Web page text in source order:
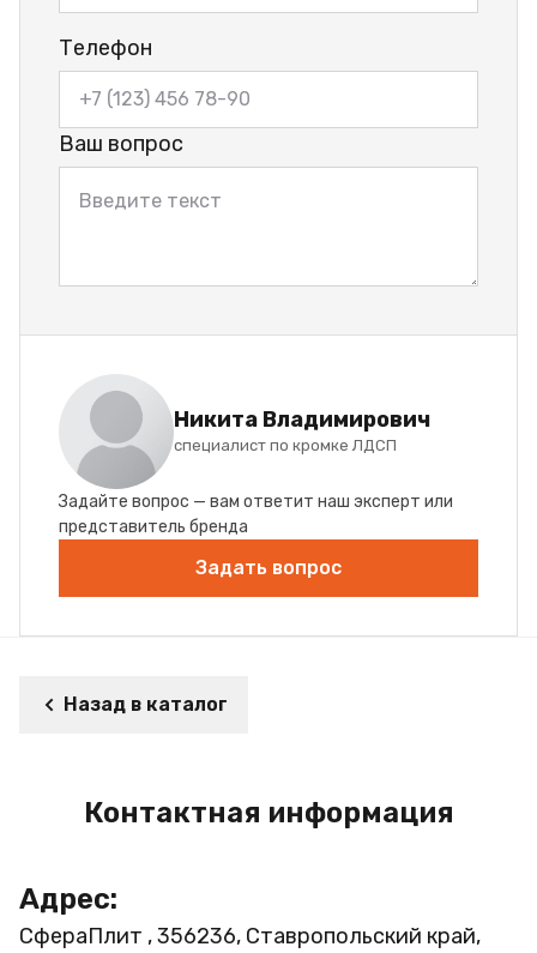
Телефон
Ваш вопрос
Никита Владимирович
специалист по кромке ЛДСП
Задайте вопрос — вам ответит наш эксперт или
представитель бренда
Задать вопрос
Назад в каталог
Контактная информация
Адрес:
СфераПлит , 356236, Ставропольский край,